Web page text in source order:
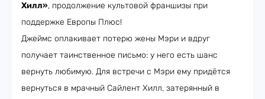
Хилл», продолжение культовой франшизы при
поддержке Европы Плюс!
Джеймс оплакивает потерю жены Мэри и вдруг
получает таинственное письмо: у него есть шанс
вернуть любимую. Для встречи с Мэри ему придётся
вернуться в мрачный Сайлент Хилл, затерянный в